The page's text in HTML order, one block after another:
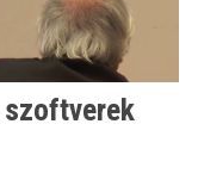
szoftverek